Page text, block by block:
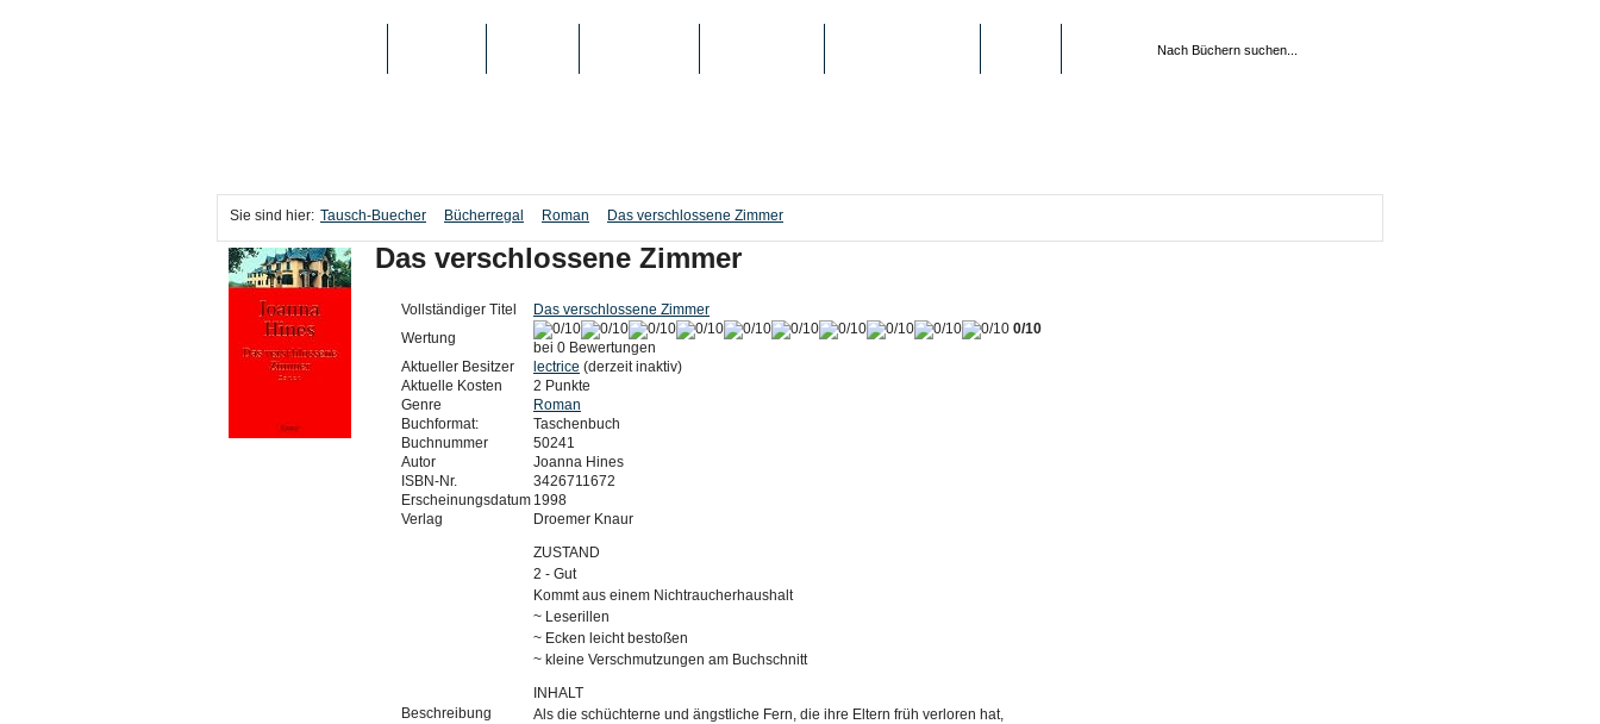
Sie sind hier: Tausch-Buecher Bücherregal Roman Das verschlossene Zimmer
Das verschlossene Zimmer
Vollständiger Titel
Das verschlossene Zimmer
Wertung
0/10
bei 0 Bewertungen
Aktueller Besitzer
lectrice (derzeit inaktiv)
Aktuelle Kosten
2 Punkte
Genre
Roman
Buchformat:
Taschenbuch
Buchnummer
50241
Autor
Joanna Hines
ISBN-Nr.
3426711672
Erscheinungsdatum 1998
Verlag
Droemer Knaur
Beschreibung
ZUSTAND
2 - Gut
Kommt aus einem Nichtraucherhaushalt
~ Leserillen
~ Ecken leicht bestoßen
~ kleine Verschmutzungen am Buchschnitt
INHALT
Als die schüchterne und ängstliche Fern, die ihre Eltern früh verloren hat,